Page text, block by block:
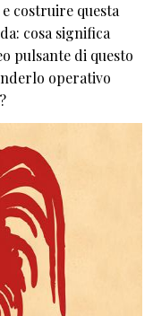
costruire questa
cosa significa
pulsante di questo
operativo